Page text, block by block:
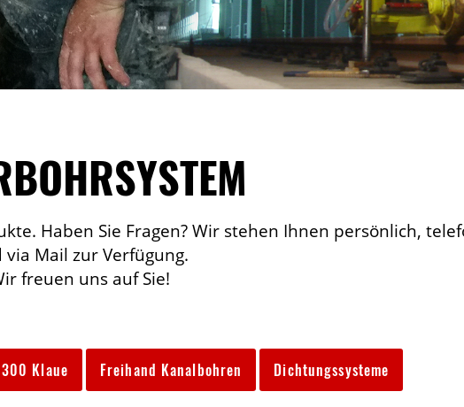
Haben Sie Fragen? Wir stehen Ihnen persönlich,
via Mail zur Verfügung.
freuen uns auf Sie!
Klaue Freihand Kanalbohren Dichtungssysteme